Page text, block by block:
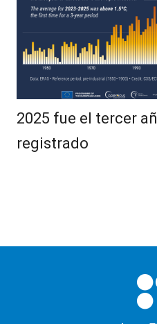
2025 fue el tercer
registrado